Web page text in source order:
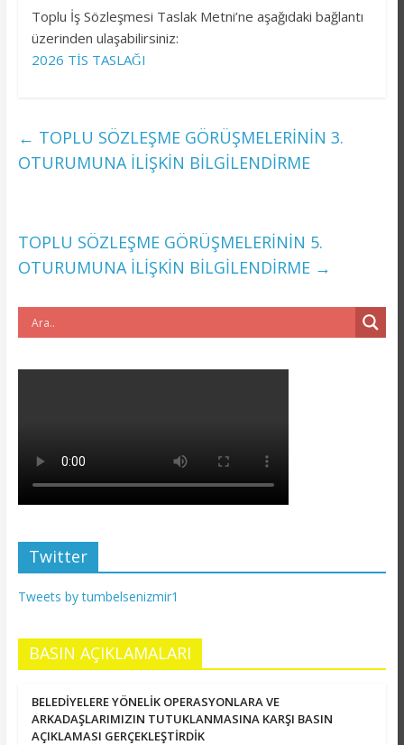
Toplu İş Sözleşmesi Taslak Metni’ne aşağıdaki bağlantı
üzerinden ulaşabilirsiniz:
2026 TİS TASLAĞI
← TOPLU SÖZLEŞME GÖRÜŞMELERİNİN 3.
OTURUMUNA İLİŞKİN BİLGİLENDİRME
TOPLU SÖZLEŞME GÖRÜŞMELERİNİN 5.
OTURUMUNA İLİŞKİN BİLGİLENDİRME →
Twitter
Tweets by tumbelsenizmir1
BASIN AÇIKLAMALARI
BELEDİYELERE YÖNELİK OPERASYONLARA VE
ARKADAŞLARIMIZIN TUTUKLANMASINA KARŞI BASIN
AÇIKLAMASI GERÇEKLEŞTİRDİK